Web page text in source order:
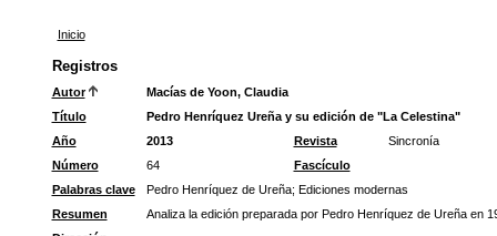
Inicio
Registros
Autor
Macías de Yoon, Claudia
Título
Pedro Henríquez Ureña y su edición de "La Celestina"
Año
2013 Revista Sincronía
Número
64 Fascículo
Palabras clave
Pedro Henríquez de Ureña; Ediciones modernas
Resumen
Analiza la edición preparada por Pedro Henríquez de Ureña en